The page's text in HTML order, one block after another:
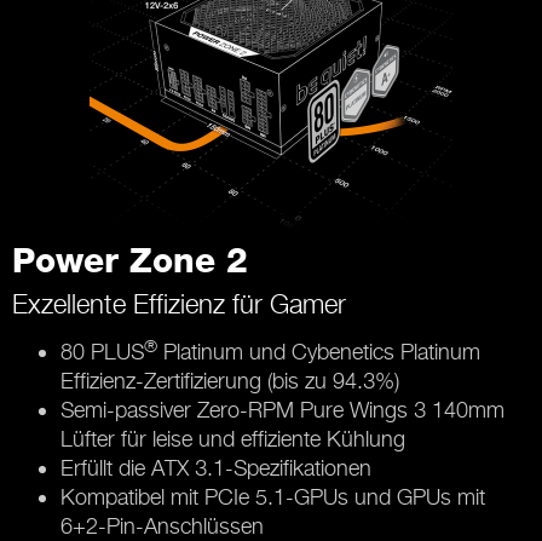
Power Zone 2
Exzellente Effizienz für Gamer
80 PLUS® Platinum und Cybenetics Platinum
Effizienz-Zertifizierung (bis zu 94.3%)
Semi-passiver Zero-RPM Pure Wings 3 140mm
Lüfter für leise und effiziente Kühlung
Erfüllt die ATX 3.1-Spezifikationen
Kompatibel mit PCIe 5.1-GPUs und GPUs mit
6+2-Pin-Anschlüssen